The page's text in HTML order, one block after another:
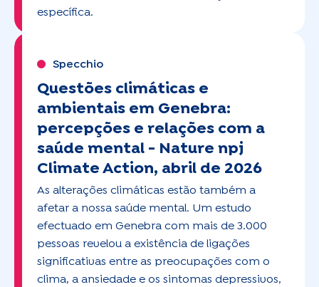
específica.
Specchio
Questões climáticas e
ambientais em Genebra:
percepções e relações com a
saúde mental -
Nature npj
Climate Action, abril de 2026
As alterações climáticas estão também a
afetar a nossa saúde mental. Um estudo
efectuado em Genebra com mais de 3.000
pessoas revelou a existência de ligações
significativas entre as preocupações com o
clima, a ansiedade e os sintomas depressivos,